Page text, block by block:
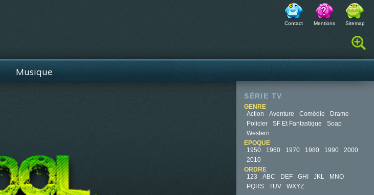
Contact Mentions Sitemap
Rechercher :
Musique
SÉRIE TV
GENRE
Action
Aventure Comédie
Drame
Policier
SF Et Fantastique
Soap
Western
EPOQUE
1950
1960 1970 1980 1990
2000
2010
ORDRE
123
ABC DEF GHI JKL
MNO
PQRS
TUV WXYZ